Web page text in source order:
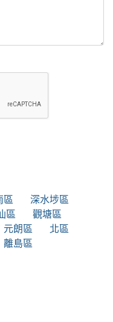
區
深水埗區
區
觀塘區
元朗區
北區
離島區